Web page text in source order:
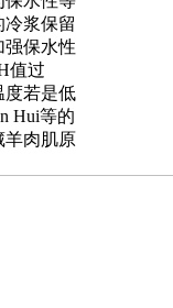
浆保留
强保水性
值过
度若是低
Hui等的
羊肉肌原